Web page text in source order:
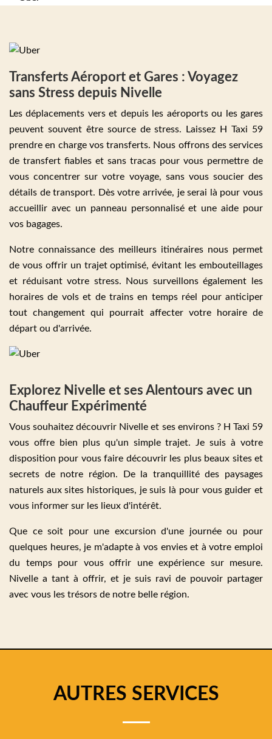
Transferts Aéroport et Gares : Voyagez
sans Stress depuis Nivelle
Les déplacements vers et depuis les aéroports ou les gares
peuvent souvent être source de stress. Laissez H Taxi 59
prendre en charge vos transferts. Nous offrons des services
de transfert fiables et sans tracas pour vous permettre de
vous concentrer sur votre voyage, sans vous soucier des
détails de transport. Dès votre arrivée, je serai là pour vous
accueillir avec un panneau personnalisé et une aide pour
vos bagages.
Notre connaissance des meilleurs itinéraires nous permet
de vous offrir un trajet optimisé, évitant les embouteillages
et réduisant votre stress. Nous surveillons également les
horaires de vols et de trains en temps réel pour anticiper
tout changement qui pourrait affecter votre horaire de
départ ou d'arrivée.
Explorez Nivelle et ses Alentours avec un
Chauffeur Expérimenté
Vous souhaitez découvrir Nivelle et ses environs ? H Taxi 59
vous offre bien plus qu'un simple trajet. Je suis à votre
disposition pour vous faire découvrir les plus beaux sites et
secrets de notre région. De la tranquillité des paysages
naturels aux sites historiques, je suis là pour vous guider et
vous informer sur les lieux d'intérêt.
Que ce soit pour une excursion d'une journée ou pour
quelques heures, je m'adapte à vos envies et à votre emploi
du temps pour vous offrir une expérience sur mesure.
Nivelle a tant à offrir, et je suis ravi de pouvoir partager
avec vous les trésors de notre belle région.
AUTRES SERVICES